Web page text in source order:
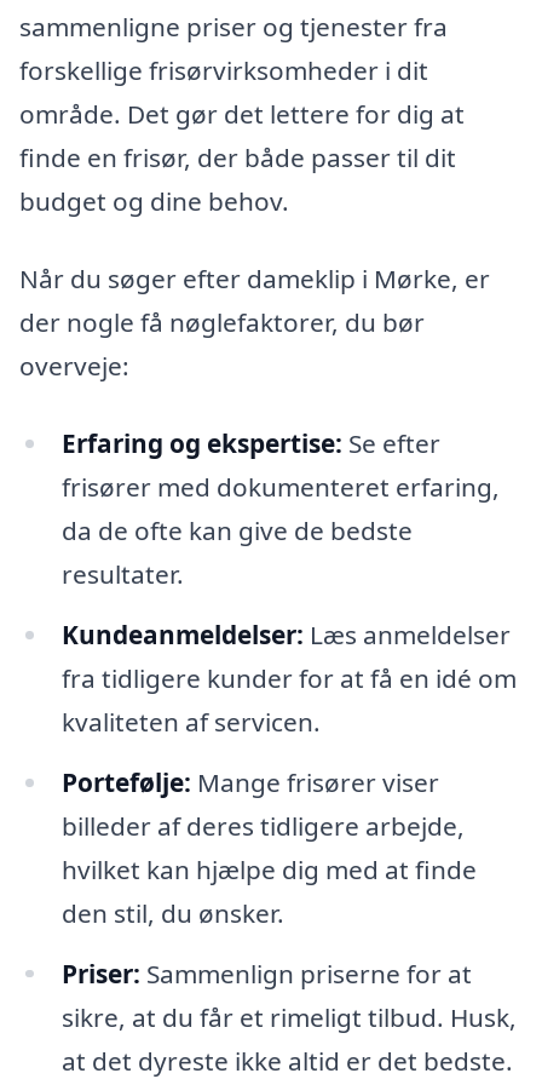
sammenligne priser og tjenester fra
forskellige frisørvirksomheder i dit
område. Det gør det lettere for dig at
finde en frisør, der både passer til dit
budget og dine behov.
Når du søger efter dameklip i Mørke, er
der nogle få nøglefaktorer, du bør
overveje:
Erfaring og ekspertise: Se efter
frisører med dokumenteret erfaring,
da de ofte kan give de bedste
resultater.
Kundeanmeldelser: Læs anmeldelser
fra tidligere kunder for at få en idé om
kvaliteten af servicen.
Portefølje: Mange frisører viser
billeder af deres tidligere arbejde,
hvilket kan hjælpe dig med at finde
den stil, du ønsker.
Priser: Sammenlign priserne for at
sikre, at du får et rimeligt tilbud. Husk,
at det dyreste ikke altid er det bedste.